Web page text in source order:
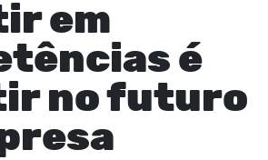
em
é
no futuro